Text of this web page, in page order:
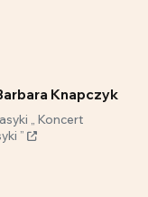
Knapczyk
„ Koncert
”